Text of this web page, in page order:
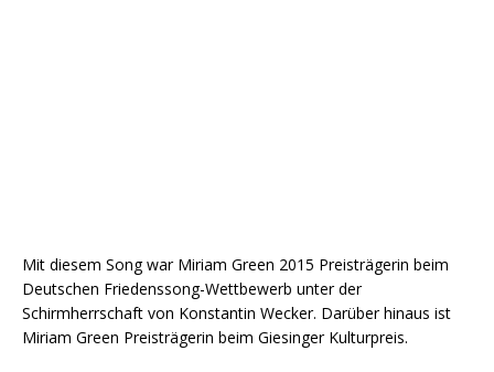
Mit diesem Song war Miriam Green 2015 Preisträgerin beim
Deutschen Friedenssong-Wettbewerb unter der
Schirmherrschaft von Konstantin Wecker. Darüber hinaus ist
Miriam Green Preisträgerin beim Giesinger Kulturpreis.